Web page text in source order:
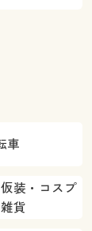
車
装・コスプ
貨